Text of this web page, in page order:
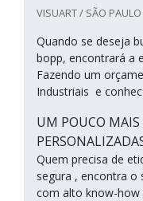
VISUART / SÃO PAULO
Quando se deseja
bopp, encontrará a
Fazendo um
Industriais e
UM POUCO MAIS
Quem precisa de
segura , encontra o
com alto know-how